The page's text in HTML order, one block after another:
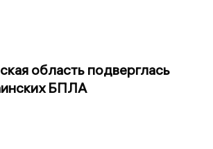
область подверглась
БПЛА